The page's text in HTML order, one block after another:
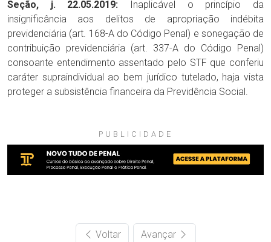
Seção, j. 22.05.2019: Inaplicável o princípio da
insignificância aos delitos de apropriação indébita
previdenciária (art. 168-A do Código Penal) e sonegação de
contribuição previdenciária (art. 337-A do Código Penal)
consoante entendimento assentado pelo STF que conferiu
caráter supraindividual ao bem jurídico tutelado, haja vista
proteger a subsistência financeira da Previdência Social.
PUBLICIDADE
Voltar Avançar